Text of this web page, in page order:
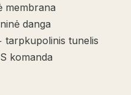
membrana
danga
tarpkupolinis tunelis
komanda